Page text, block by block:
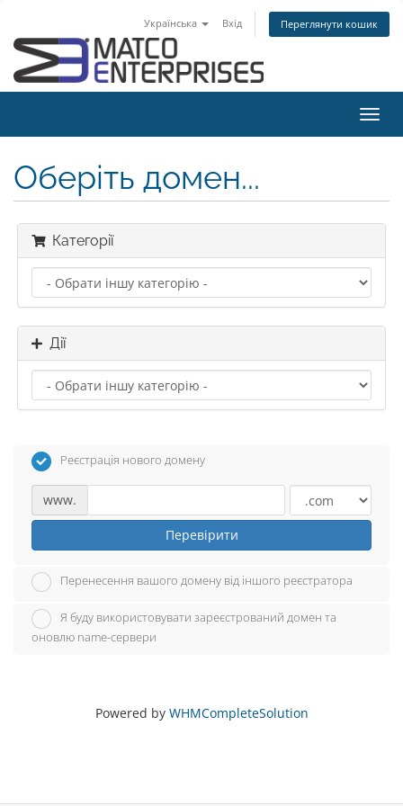
Українська Вхід Переглянути кошик
Оберіть домен...
Категорії
Дії
Реєстрація нового домену
www.
Перевірити
Перенесення вашого домену від іншого реєстратора
Я буду використовувати зареєстрований домен та
оновлю name-сервери
Powered by WHMCompleteSolution